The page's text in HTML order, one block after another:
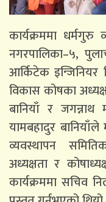
कार्यक्रममा धर्मगुरु
नगरपालिका–५,
आर्किटेक इन्जिनियर
विकास कोषका
बानियाँ र जगन्नाथ
यामबहादुर
व्यवस्थापन
अध्यक्षता र
कार्यक्रममा सचिव